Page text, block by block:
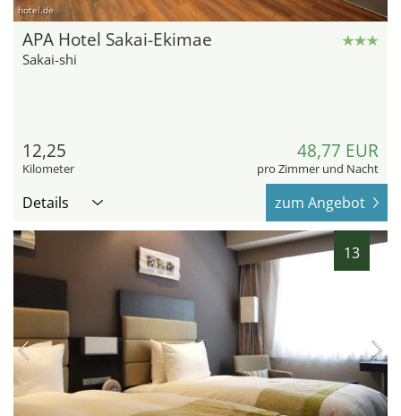
hotel.de
APA Hotel Sakai-Ekimae
Sakai-shi
12,25
Kilometer
48,77 EUR
pro Zimmer und Nacht
Details zum Angebot
13